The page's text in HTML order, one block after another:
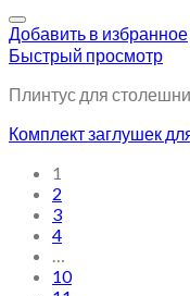
Добавить в избранное
Быстрый просмотр
Плинтус для
Комплект заглушек
1
2
3
4
10